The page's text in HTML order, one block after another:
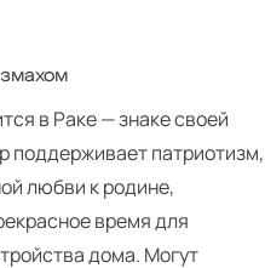
в Раке — знаке своей
поддерживает патриотизм,
любви к родине,
время для
дома. Могут